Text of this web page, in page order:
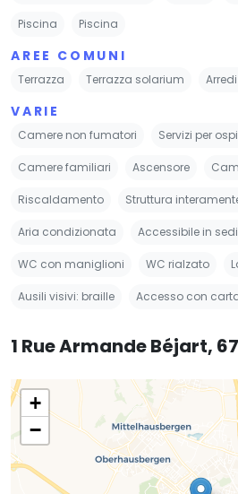
Piscina Piscina
AREE COMUNI
Terrazza Terrazza solarium
VARIE
Camere non fumatori Servizi per
Camere familiari Ascensore
Riscaldamento Struttura
Aria condizionata Accessibile in
WC con maniglioni WC rialzato
Ausili visivi: braille Accesso con
1 Rue Armande Béjart,
+
−